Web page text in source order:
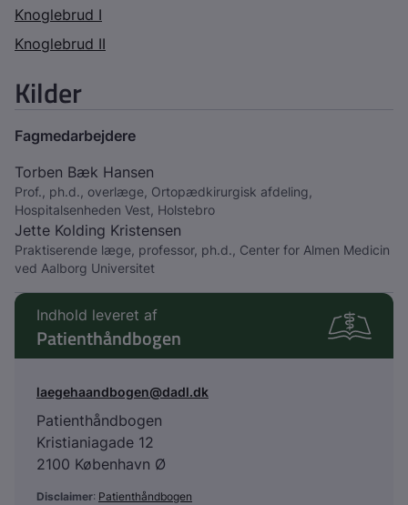
Knoglebrud I
Knoglebrud II
Kilder
Fagmedarbejdere
Torben Bæk Hansen
Prof., ph.d., overlæge, Ortopædkirurgisk afdeling,
Hospitalsenheden Vest, Holstebro
Jette Kolding Kristensen
Praktiserende læge, professor, ph.d., Center for Almen Medicin
ved Aalborg Universitet
Indhold leveret af
Patienthåndbogen
laegehaandbogen@dadl.dk
Patienthåndbogen
Kristianiagade 12
2100 København Ø
Disclaimer: Patienthåndbogen